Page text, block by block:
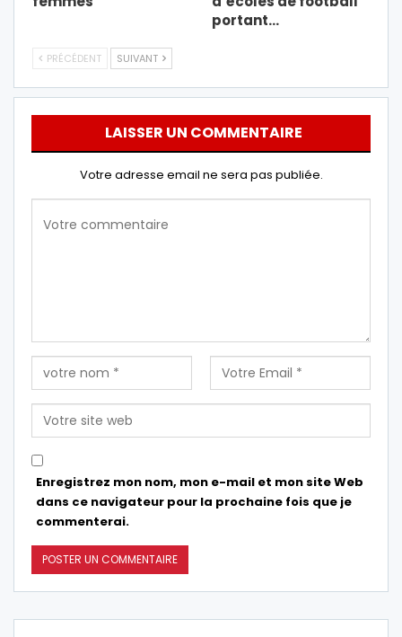
portant…
PRÉCÉDENT SUIVANT
LAISSER UN COMMENTAIRE
Votre adresse email ne sera pas publiée.
Enregistrez mon nom, mon e-mail et mon site Web
dans ce navigateur pour la prochaine fois que je
commenterai.